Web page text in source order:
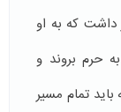
داشت که به او
حرم بروند و
تمام مسیر